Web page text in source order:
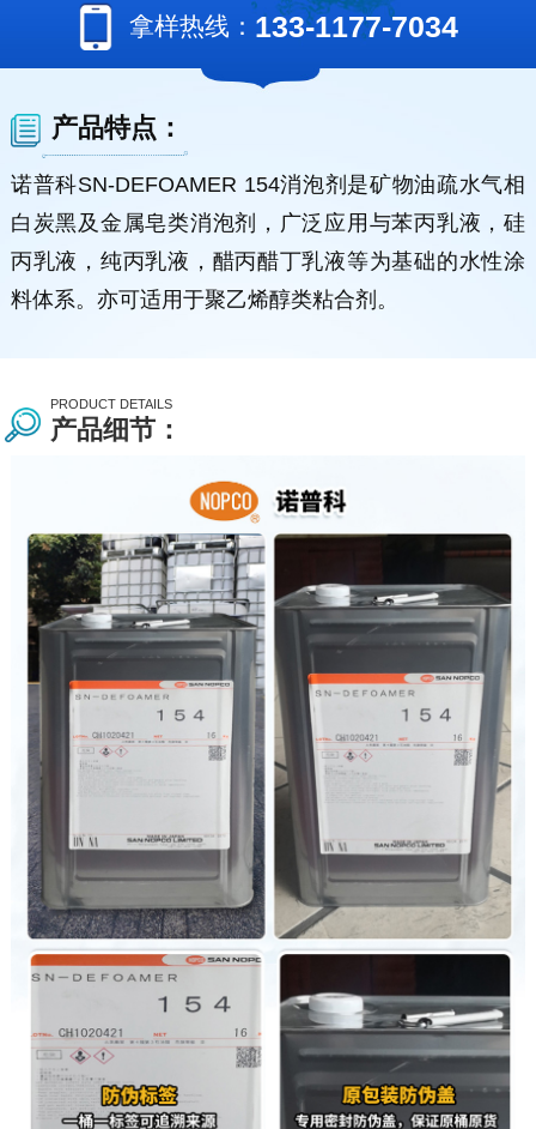
产品特点：
诺普科SN-DEFOAMER 154消泡剂是矿物油疏水气相
白炭黑及金属皂类消泡剂，广泛应用与苯丙乳液，硅
丙乳液，纯丙乳液，醋丙醋丁乳液等为基础的水性涂
料体系。亦可适用于聚乙烯醇类粘合剂。
拿样热线： 133-1177-7034
PRODUCT DETAILS
产品细节：